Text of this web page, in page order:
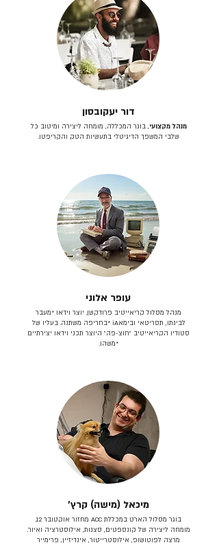
דור יעקובסון
מנהל מקצועי, בוגר המכללה, מומחה ליצירה ומיטוב כל
שלבי המשפך הדיגיטלי בתעשיות הטק והקריפטו.
עופר אלוני
מנהל מסלול קריאייטיב פרודקשן. יוצר וידאו *מעבר
לבינתו, תסריטאי וב​ימאiA‎ *בחריפה משתנה. בעליו של
סטודיו הקריאייטיב ״חוצ-פה״ היוצר תכני וידאו יצירתיים
*משהו.
מיכאל (מישה) קרץ׳
בוגר מסלול הארט במכללת ACC מחזור אוקטובר 12.
מומחה ליצירה של קונספטים, סצנות, אילוסטרציה ואיור.
מרצה לפוטושופ, אילוסטרייטור, אינדיזיין, פרימייר